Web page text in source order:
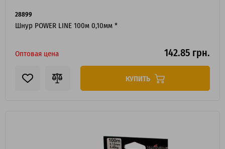
28899
Шнур POWER LINE 100м 0,10мм *
Оптовая цена 142.85 грн.
КУПИТЬ